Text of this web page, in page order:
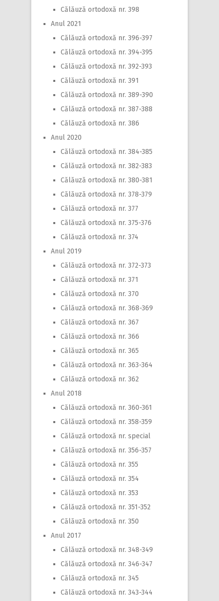
Călăuză ortodoxă nr. 398
Anul 2021
Călăuză ortodoxă nr. 396-397
Călăuză ortodoxă nr. 394-395
Călăuză ortodoxă nr. 392-393
Călăuză ortodoxă nr. 391
Călăuză ortodoxă nr. 389-390
Călăuză ortodoxă nr. 387-388
Călăuză ortodoxă nr. 386
Anul 2020
Călăuză ortodoxă nr. 384-385
Călăuză ortodoxă nr. 382-383
Călăuză ortodoxă nr. 380-381
Călăuză ortodoxă nr. 378-379
Călăuză ortodoxă nr. 377
Călăuză ortodoxă nr. 375-376
Călăuză ortodoxă nr. 374
Anul 2019
Călăuză ortodoxă nr. 372-373
Călăuză ortodoxă nr. 371
Călăuză ortodoxă nr. 370
Călăuză ortodoxă nr. 368-369
Călăuză ortodoxă nr. 367
Călăuză ortodoxă nr. 366
Călăuză ortodoxă nr. 365
Călăuză ortodoxă nr. 363-364
Călăuză ortodoxă nr. 362
Anul 2018
Călăuză ortodoxă nr. 360-361
Călăuză ortodoxă nr. 358-359
Călăuză ortodoxă nr. special
Călăuză ortodoxă nr. 356-357
Călăuză ortodoxă nr. 355
Călăuză ortodoxă nr. 354
Călăuză ortodoxă nr. 353
Călăuză ortodoxă nr. 351-352
Călăuză ortodoxă nr. 350
Anul 2017
Călăuză ortodoxă nr. 348-349
Călăuză ortodoxă nr. 346-347
Călăuză ortodoxă nr. 345
Călăuză ortodoxă nr. 343-344